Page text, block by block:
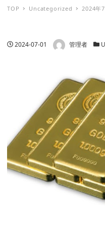
TOP Uncategorized 2024年
投稿日
2024-07-01 著者 管理者 カ